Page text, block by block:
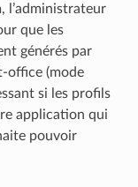
l’administrateur
que les
générés par
office (mode
si les profils
application qui
pouvoir